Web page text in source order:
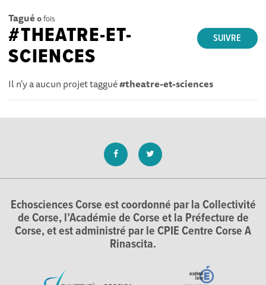
Tagué 0fois
SUIVRE
#THEATRE-ET-
SCIENCES
Il n'y a aucun projet taggué#theatre-et-sciences
Echosciences Corse est coordonné par la Collectivité
de Corse, l’Académie de Corse et la Préfecture de
Corse, et est administré par le CPIE Centre Corse A
Rinascita.